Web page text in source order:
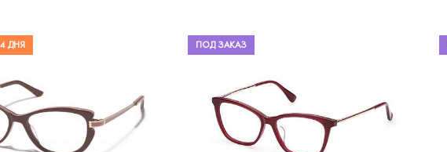
ДНЯ ПОД ЗАКАЗ